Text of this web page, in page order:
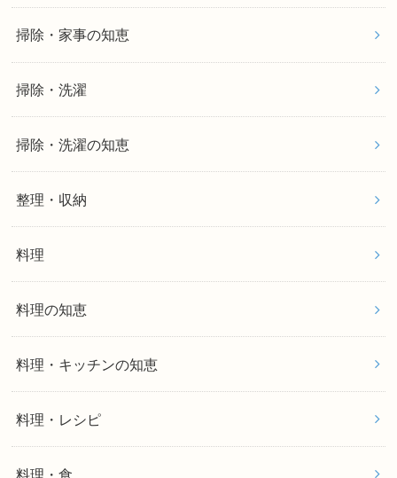
掃除・家事の知恵
掃除・洗濯
掃除・洗濯の知恵
整理・収納
料理
料理の知恵
料理・キッチンの知恵
料理・レシピ
料理・食